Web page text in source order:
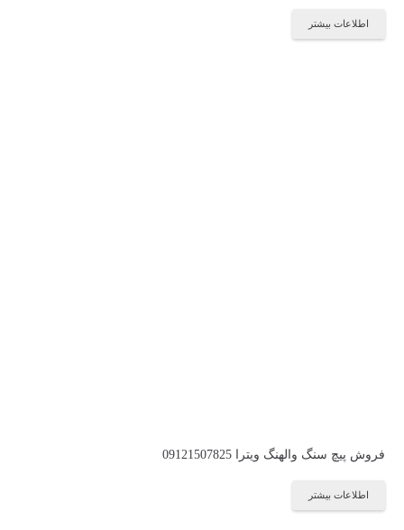
اطلاعات بیشتر
فروش پیچ سنگ والهنگ ویترا 09121507825
اطلاعات بیشتر